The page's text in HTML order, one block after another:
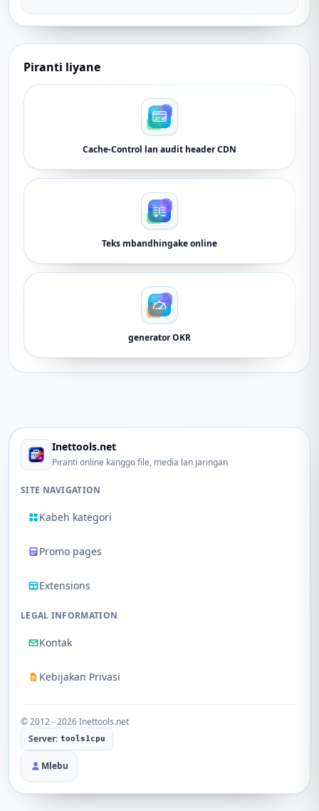
Piranti liyane
Cache-Control lan audit header CDN
Teks mbandhingake online
generator OKR
Inettools.net
Piranti online kanggo file, media lan jaringan
SITE NAVIGATION
Kabeh kategori
Promo pages
Extensions
LEGAL INFORMATION
Kontak
Kebijakan Privasi
© 2012 - 2026 Inettools.net
Server: tools1cpu
Mlebu